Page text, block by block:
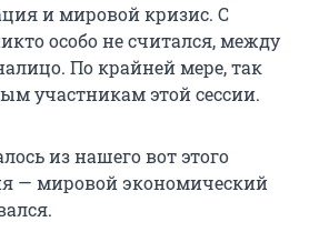
и мировой кризис. С
особо не считался, между
По крайней мере, так
участникам этой сессии.
из нашего вот этого
— мировой экономический